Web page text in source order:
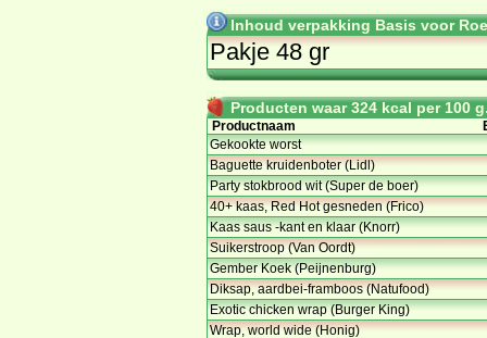
Inhoud verpakking Basis voor
Pakje 48 gr
Producten waar 324 kcal per 100
Productnaam
Gekookte worst
Baguette kruidenboter (Lidl)
Party stokbrood wit (Super de boer)
40+ kaas, Red Hot gesneden (Frico)
Kaas saus -kant en klaar (Knorr)
Suikerstroop (Van Oordt)
Gember Koek (Peijnenburg)
Diksap, aardbei-framboos (Natufood)
Exotic chicken wrap (Burger King)
Wrap, world wide (Honig)